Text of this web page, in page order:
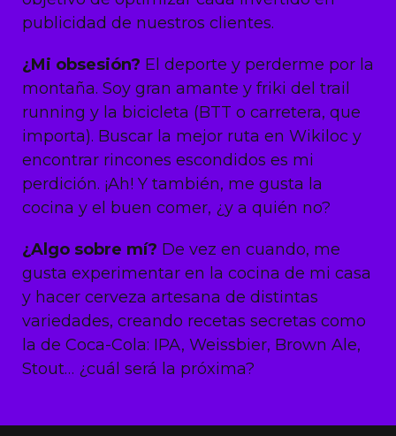
publicidad de nuestros clientes.
¿Mi obsesión? El deporte y perderme por la
montaña. Soy gran amante y friki del trail
running y la bicicleta (BTT o carretera, que
importa). Buscar la mejor ruta en Wikiloc y
encontrar rincones escondidos es mi
perdición. ¡Ah! Y también, me gusta la
cocina y el buen comer, ¿y a quién no?
¿Algo sobre mí? De vez en cuando, me
gusta experimentar en la cocina de mi casa
y hacer cerveza artesana de distintas
variedades, creando recetas secretas como
la de Coca-Cola: IPA, Weissbier, Brown Ale,
Stout… ¿cuál será la próxima?